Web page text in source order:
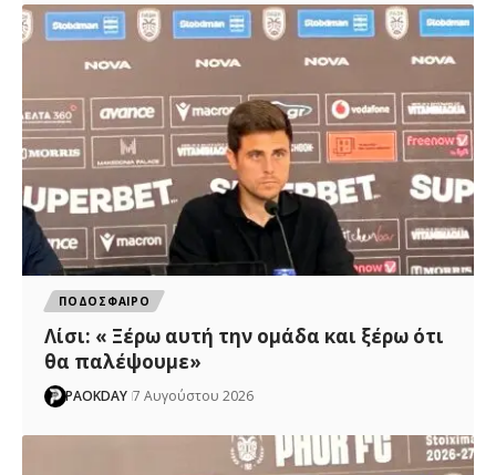
ΠΟΔΟΣΦΑΙΡΟ
Λίσι: « Ξέρω αυτή την ομάδα και ξέρω ότι
θα παλέψουμε»
PAOKDAY 7 Αυγούστου 2026